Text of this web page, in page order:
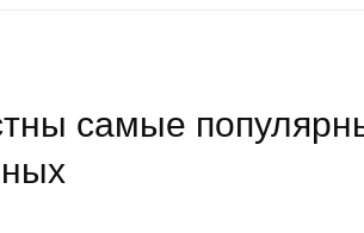
самые